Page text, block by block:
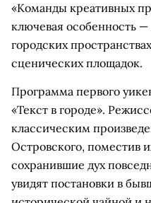
«Команды креативных
ключевая особенность
городских
сценических площадок.
Программа первого
«Текст в городе».
классическим
Островского, поместив
сохранившие дух
увидят постановки в